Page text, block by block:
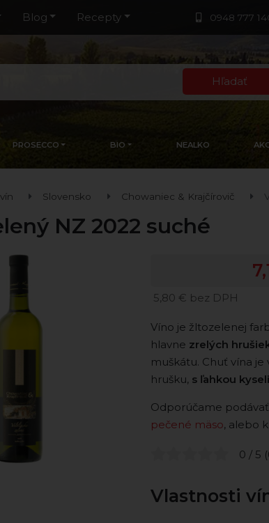
0948 777
Blog Recepty
Hľadať
PROSECCO BIO NEALKO
Slovensko Chowaniec & Krajčírovič
NZ 2022 suché
5,80 € bez DPH
Víno je žltozelenej
hlavne zrelých
muškátu. Chuť vína
hrušku, s ľahkou
Odporúčame
pečené mäso, alebo
0 / 5
Vlastnosti